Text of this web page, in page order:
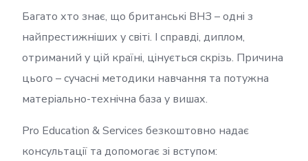
Багато хто знає, що британські ВНЗ – одні з
найпрестижніших у світі. І справді, диплом,
отриманий у цій країні, цінується скрізь. Причина
цього – сучасні методики навчання та потужна
матеріально-технічна база у вишах.
Pro Education & Services безкоштовно надає
консультації та допомогає зі вступом: